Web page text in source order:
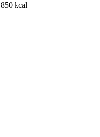
850 kcal